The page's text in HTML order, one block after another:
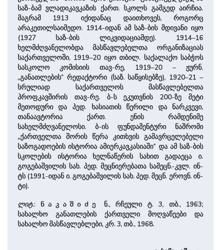
საზ-ბამ ვლადიკავკაზის ქართ. სკოლს გამგედ აირჩია.
მაგრამ 1913 იქიდანაც დაითხოვეს, როგორც
არაკეთილსაიმედო. 1914-იდან ამ საზ-ბის მდივანი იყო
(1927 საზ-ბის ლიკვიდაციამდე). 1914–16
ხელმძღვანელობდა მასწავლებელთა ორგანიზაციას
საქართველოში, 1919–20 იყო თბილ. საქალაქო საბჭოს
სასკოლო კომისიის თავ-რე, 1919–20 – ჟურნ.
„განათლების“ რედაქტორი (საზ. საწყისებზე), 1920–21 –
სრულიად საქართველოს მასწავლებელთა
პროფკავშირის თავ-რე. ბ-ს ეკუთვნის 200-ზე მეტი
მეთოდური და პედ. ხასიათის წერილი და ნარკვევი,
თანაავტორია ქართ. ენის რამდენიმე
სახელმძღვანელოსი. ბ-ის ფუნდამენტური ნაშრომი
„ქართველთა შორის წერა კითხვის გამავრცელებელი
საზოგადოების ისტორია ამიერკავკასიაში“ და ამ საზ-ბის
სკოლების ისტორია ხელნაწერის სახით გადაეცა ი.
გოგებაშვილის სახ. პედ. მეცნიერებათა სამეცნ.-კვლ. ინ-
ტს (1991-იდან ი. გოგებაშვილის სახ. პედ. მეცნ. ეროვნ. ინ-
ტი).
ლიტ.: ნაკაშიძე
ნ., რჩეული ტ. 3, თბ., 1963;
სახალხო განათლების ქართველი მოღვაწეები და
სახალხო მასწავლებლები, კრ. 3, თბ., 1968.